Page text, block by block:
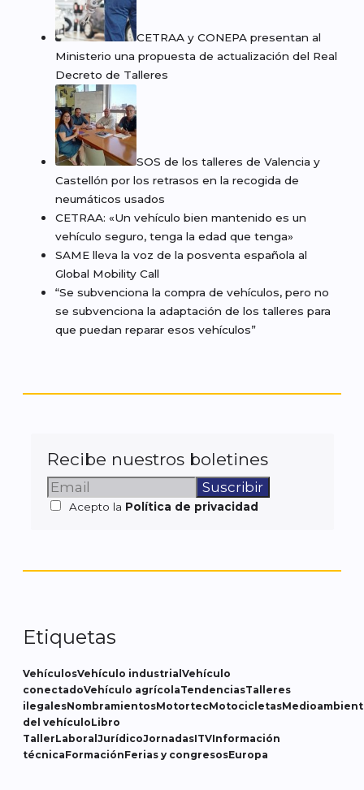
CETRAA y CONEPA presentan al
Ministerio una propuesta de actualización del Real
Decreto de Talleres
SOS de los talleres de Valencia y
Castellón por los retrasos en la recogida de
neumáticos usados
CETRAA: «Un vehículo bien mantenido es un
vehículo seguro, tenga la edad que tenga»
SAME lleva la voz de la posventa española al
Global Mobility Call
“Se subvenciona la compra de vehículos, pero no
se subvenciona la adaptación de los talleres para
que puedan reparar esos vehículos”
Recibe nuestros boletines
Acepto la Política de privacidad
Etiquetas
VehículosVehículo industrial Vehículo
conectadoVehículo agrícolaTendenciasTalleres
ilegalesNombramientosMotortecMotocicletas
del vehículoLibro
TallerLaboral JurídicoJornadasITVInformación
técnicaFormaciónFerias y congresosEuropa